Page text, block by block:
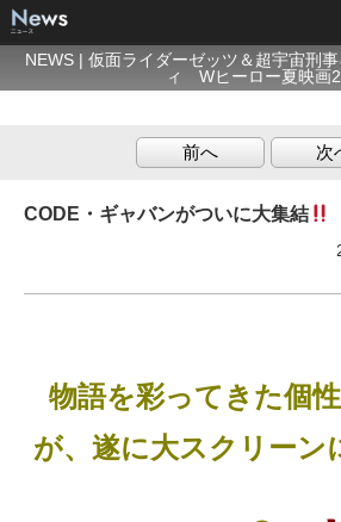
NEWS | 仮面ライダーゼッツ＆超宇宙刑
ィ Wヒーロー夏映画
前へ 次
CODE・ギャバンがついに大集結
物語を彩ってきた個
が、遂に大スクリーン